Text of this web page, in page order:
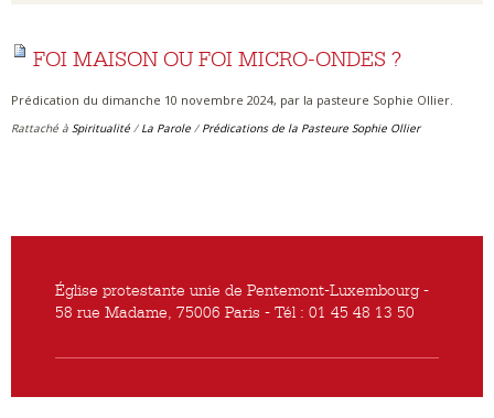
FOI MAISON OU FOI MICRO-ONDES ?
Prédication du dimanche 10 novembre 2024, par la pasteure Sophie Ollier.
Rattaché à Spiritualité / La Parole / Prédications de la Pasteure Sophie Ollier
Église protestante unie de Pentemont-Luxembourg -
58 rue Madame, 75006 Paris - Tél : 01 45 48 13 50